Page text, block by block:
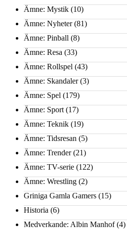
Ämne: Mystik (10)
Ämne: Nyheter(81)
Ämne: Pinball (8)
Ämne: Resa (33)
Ämne: Rollspel (43)
Ämne: Skandaler(3)
Ämne: Spel (179)
Ämne: Sport (17)
Ämne: Teknik (19)
Ämne: Tidsresan (5)
Ämne: Trender(21)
Ämne: TV-serie (122)
Ämne: Wrestling (2)
Griniga Gamla Gamers (15)
Historia (6)
Medverkande: Albin Manhof(4)